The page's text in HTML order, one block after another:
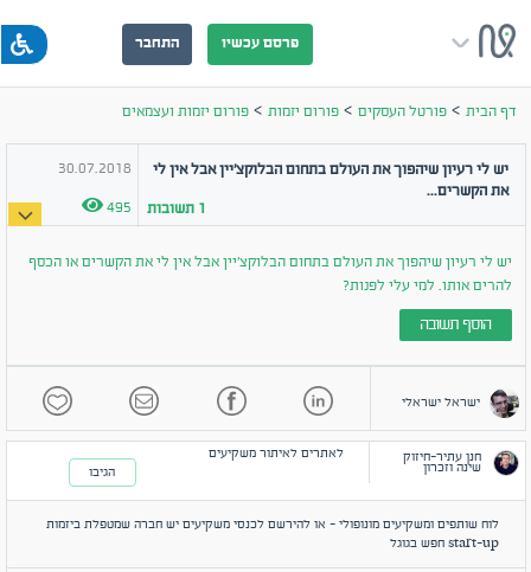
פרסם עכשיו התחבר
דף הבית >פורטל העסקים >פורום יזמות >פורום יזמות ועצמאים
יש לי רעיון שיהפוך את העולם בתחום הבלוקצ'יין אבל אין לי
את הקשרים...
1 תשובות
30.07.2018
495
יש לי רעיון שיהפוך את העולם בתחום הבלוקצ'יין אבל אין לי את הקשרים או הכסף
להרים אותו. למי עלי לפנות?
הוסף תשובה
ישראל ישראלי
חנן עתיר-חיזוק
שינה וזכרון
לאתרים לאיתור משקיעים
הגיבו
לוח שותפים ומשקיעים מונופולי - או להירשם לכנסי משקיעים יש חברה שמטפלת ביזמות
start-up חפש בגוגל